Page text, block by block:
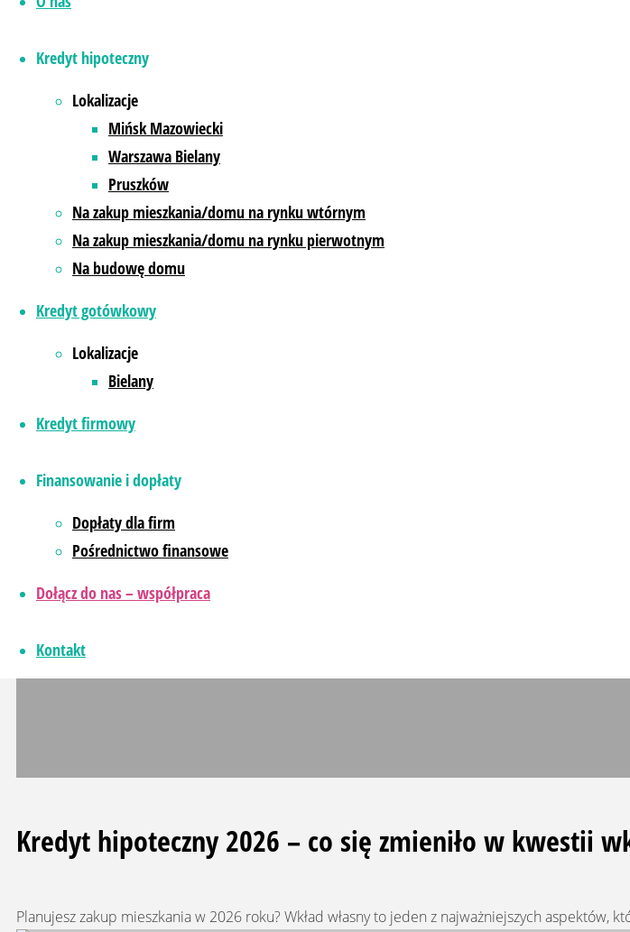
Kredyt hipoteczny
Lokalizacje
Mińsk Mazowiecki
Warszawa Bielany
Pruszków
Na zakup mieszkania/domu na rynku wtórnym
Na zakup mieszkania/domu na rynku pierwotnym
Na budowę domu
Kredyt gotówkowy
Lokalizacje
Bielany
Kredyt firmowy
Finansowanie i dopłaty
Dopłaty dla firm
Pośrednictwo finansowe
Dołącz do nas – współpraca
Kontakt
Kredyt firmowy
ciekawe rozwiązania lub po prostu znacznie rozszerzyć ofertę. To odpowiedni sposób na
Czytaj więcej..."Kredyt firmowy"
Zrealizuj swoje plany!
Pomagamy w uzyskaniu najlepszego
Aktualności
Kredyt hipoteczny 2026 – co się zmieniło w kwestii
Planujesz zakup mieszkania w 2026 roku? Wkład własny to jeden z najważniejszych aspektów,